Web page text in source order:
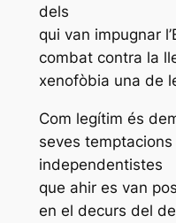
dels
qui van impugnar
combat contra la
xenofòbia una de
Com legítim és
seves
independentistes
que ahir es van
en el decurs del